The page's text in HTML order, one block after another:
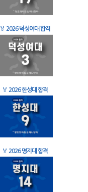
🏅 2026 덕성여대 합격
🏅 2026 한성대 합격
🏅 2026 명지대 합격